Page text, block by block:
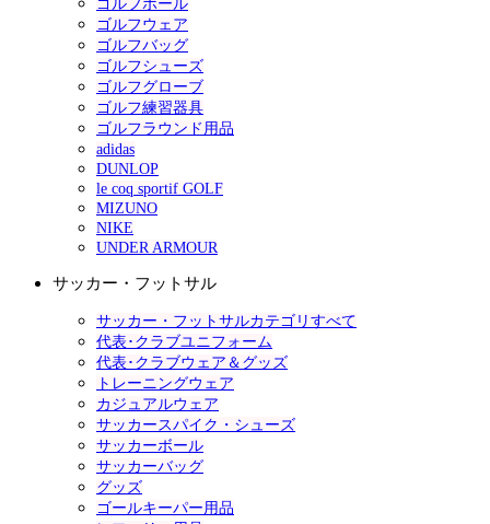
ゴルフボール
ゴルフウェア
ゴルフバッグ
ゴルフシューズ
ゴルフグローブ
ゴルフ練習器具
ゴルフラウンド用品
adidas
DUNLOP
le coq sportif GOLF
MIZUNO
NIKE
UNDER ARMOUR
サッカー・フットサル
サッカー・フットサルカテゴリすべて
代表･クラブユニフォーム
代表･クラブウェア＆グッズ
トレーニングウェア
カジュアルウェア
サッカースパイク・シューズ
サッカーボール
サッカーバッグ
グッズ
ゴールキーパー用品